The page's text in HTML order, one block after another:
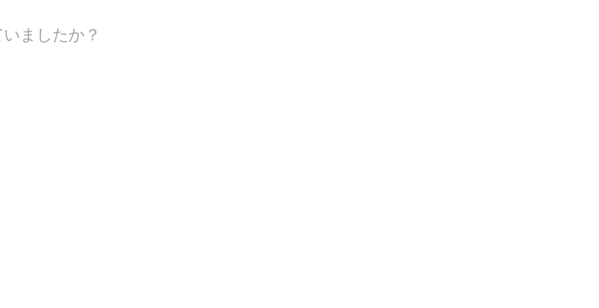
ましたか？